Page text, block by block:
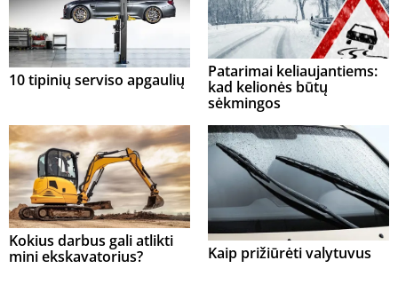
10 tipinių serviso apgaulių
Patarimai keliaujantiems:
kad kelionės būtų
sėkmingos
Kokius darbus gali atlikti
mini ekskavatorius?
Kaip prižiūrėti valytuvus